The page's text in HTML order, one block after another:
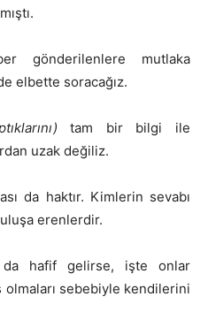
gönderilenlere mutlaka
elbette soracağız.
tam bir bilgi ile
uzak değiliz.
da haktır. Kimlerin sevabı
erenlerdir.
da hafif gelirse, işte onlar
olmaları sebebiyle kendilerini